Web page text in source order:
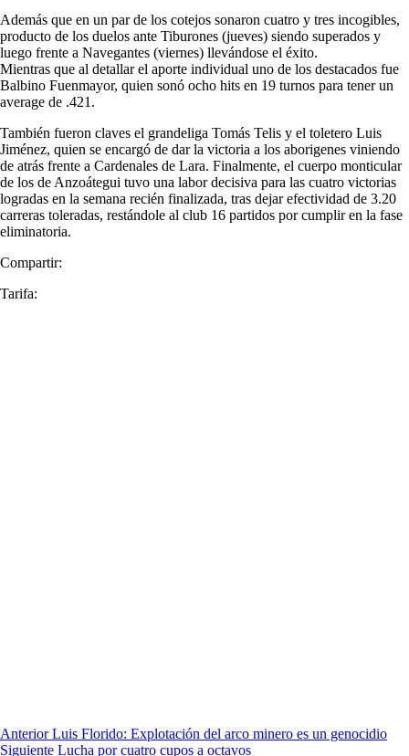
Además que en un par de los cotejos sonaron cuatro y tres incogibles,
producto de los duelos ante Tiburones (jueves) siendo superados y
luego frente a Navegantes (viernes) llevándose el éxito.
Mientras que al detallar el aporte individual uno de los destacados fue
Balbino Fuenmayor, quien sonó ocho hits en 19 turnos para tener un
average de .421.
También fueron claves el grandeliga Tomás Telis y el toletero Luis
Jiménez, quien se encargó de dar la victoria a los aborigenes viniendo
de atrás frente a Cardenales de Lara. Finalmente, el cuerpo monticular
de los de Anzoátegui tuvo una labor decisiva para las cuatro victorias
logradas en la semana recién finalizada, tras dejar efectividad de 3.20
carreras toleradas, restándole al club 16 partidos por cumplir en la fase
eliminatoria.
Compartir:
Tarifa:
Anterior Luis Florido: Explotación del arco minero es un genocidio
Siguiente Lucha por cuatro cupos a octavos